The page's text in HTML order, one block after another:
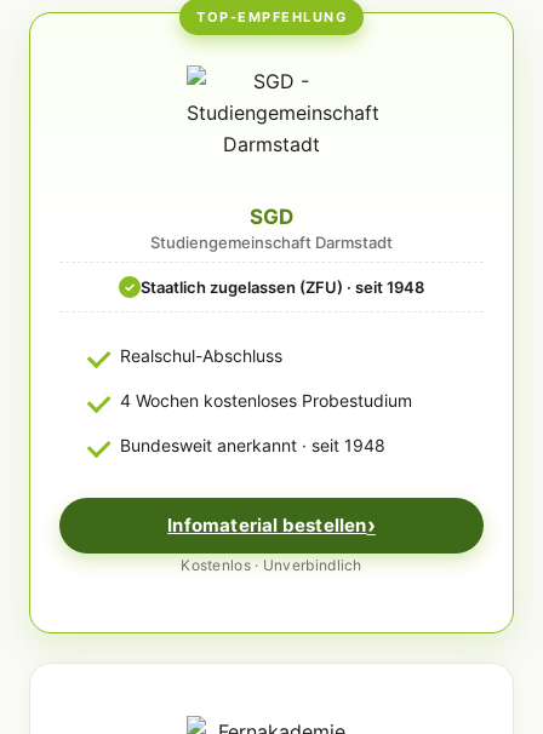
TOP-EMPFEHLUNG
SGD
Studiengemeinschaft Darmstadt
✓ Staatlich zugelassen (ZFU) · seit 1948
Realschul-Abschluss
4 Wochen kostenloses Probestudium
Bundesweit anerkannt · seit 1948
Infomaterial bestellen
Kostenlos · Unverbindlich